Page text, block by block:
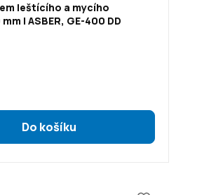
leštícího a mycího
| ASBER, GE-400 DD